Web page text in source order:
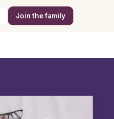
Join the family